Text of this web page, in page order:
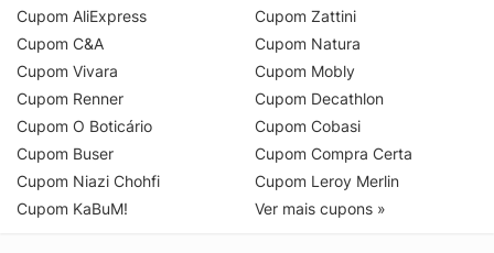
Cupom AliExpress
Cupom C&A
Cupom Vivara
Cupom Renner
Cupom O Boticário
Cupom Buser
Cupom Niazi Chohfi
Cupom KaBuM!
Cupom Zattini
Cupom Natura
Cupom Mobly
Cupom Decathlon
Cupom Cobasi
Cupom Compra Certa
Cupom Leroy Merlin
Ver mais cupons »